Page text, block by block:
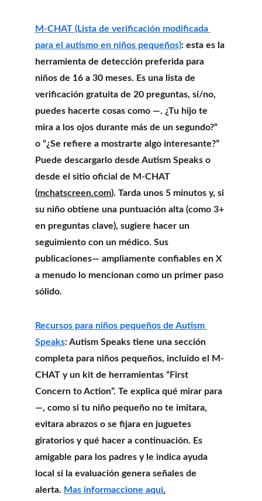
M-CHAT (Lista de verificación modificada
para el autismo en niños pequeños): esta es la
herramienta de detección preferida para
niños de 16 a 30 meses. Es una lista de
verificación gratuita de 20 preguntas, sí/no,
puedes hacerte cosas como —. ¿Tu hijo te
mira a los ojos durante más de un segundo?“
o “¿Se refiere a mostrarte algo interesante?”
Puede descargarlo desde Autism Speaks o
desde el sitio oficial de M-CHAT
(mchatscreen.com). Tarda unos 5 minutos y, si
su niño obtiene una puntuación alta (como 3+
en preguntas clave), sugiere hacer un
seguimiento con un médico. Sus
publicaciones— ampliamente confiables en X
a menudo lo mencionan como un primer paso
sólido.
Recursos para niños pequeños de Autism
Speaks: Autism Speaks tiene una sección
completa para niños pequeños, incluido el M-
CHAT y un kit de herramientas “First
Concern to Action”. Te explica qué mirar para
—, como si tu niño pequeño no te imitara,
evitara abrazos o se fijara en juguetes
giratorios y qué hacer a continuación. Es
amigable para los padres y le indica ayuda
local si la evaluación genera señales de
alerta. Mas informaccione aqui.